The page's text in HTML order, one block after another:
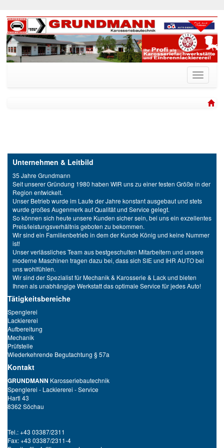
Unternehmen & Leitbild
35 Jahre Grundmann
Seit unserer Gründung 1980 haben WIR uns zu einer festen Größe in der
Region entwickelt.
Unser Betrieb wurde im Laufe der Jahre konstant ausgebaut und stets
wurde großes Augenmerk auf Qualität und Service gelegt.
So können sich heute unsere Kunden sicher sein, bei uns ein exzellentes
Preis/leistungsverhältnis geboten zu bekommen.
Wir sind ein Familienbetrieb in dem der Kunde König und keine Nummer
ist!
Unser verlässliches Team aus bestgeschulten Mitarbeitern und unsere
moderne Maschinen tragen dazu bei, dass sich SIE und IHR AUTO bei
uns wohlfühlen.
Wir sind der Spezialist für Mechanik & Karosserie & Lack und bieten
Ihnen als unabhängige Werkstatt das optimale Service für jedes Auto!
Tätigkeitsbereiche
Spenglerei
Lackiererei
Aufbereitung
Mechanik
Prüfstelle
Wiederkehrende Begutachtung § 57a
Kontakt
GRUNDMANN Karosseriebautechnik
Spenglerei - Lackiererei - Service
Hartl 43
8362 Söchau
Tel.: +43 03387/2311
Fax: +43 03387/2311-4